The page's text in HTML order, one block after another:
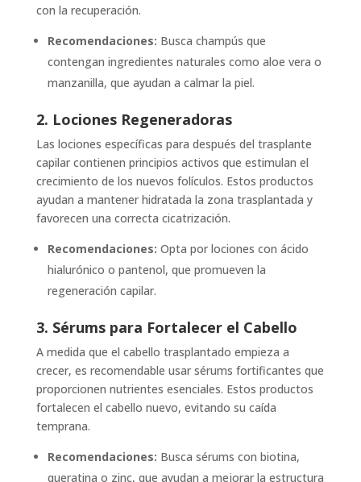
con la recuperación.
Recomendaciones: Busca champús que
contengan ingredientes naturales como aloe vera o
manzanilla, que ayudan a calmar la piel.
2. Lociones Regeneradoras
Las lociones específicas para después del trasplante
capilar contienen principios activos que estimulan el
crecimiento de los nuevos folículos. Estos productos
ayudan a mantener hidratada la zona trasplantada y
favorecen una correcta cicatrización.
Recomendaciones: Opta por lociones con ácido
hialurónico o pantenol, que promueven la
regeneración capilar.
3. Sérums para Fortalecer el Cabello
A medida que el cabello trasplantado empieza a
crecer, es recomendable usar sérums fortificantes que
proporcionen nutrientes esenciales. Estos productos
fortalecen el cabello nuevo, evitando su caída
temprana.
Recomendaciones: Busca sérums con biotina,
queratina o zinc, que ayudan a mejorar la estructura